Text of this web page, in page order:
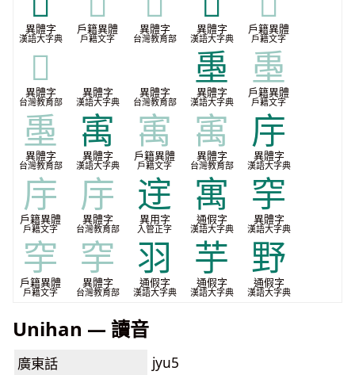
異體字
漢語大字典
戶籍異體
戶籍文字
異體字
台灣教育部
異體字
漢語大字典
戶籍異體
戶籍文字
𢉠
異體字
台灣教育部
異體字
漢語大字典
異體字
台灣教育部
㙑
異體字
漢語大字典
㙑
戶籍異體
戶籍文字
㙑
異體字
台灣教育部
㝢
異體字
漢語大字典
㝢
戶籍異體
戶籍文字
㝢
異體字
台灣教育部
㡰
異體字
漢語大字典
㡰
戶籍異體
戶籍文字
㡰
異體字
台灣教育部
䢓
異用字
入管正字
寓
通假字
漢語大字典
穻
異體字
漢語大字典
穻
戶籍異體
戶籍文字
穻
異體字
台灣教育部
羽
通假字
漢語大字典
芋
通假字
漢語大字典
野
通假字
漢語大字典
Unihan — 讀音
廣東話 jyu5